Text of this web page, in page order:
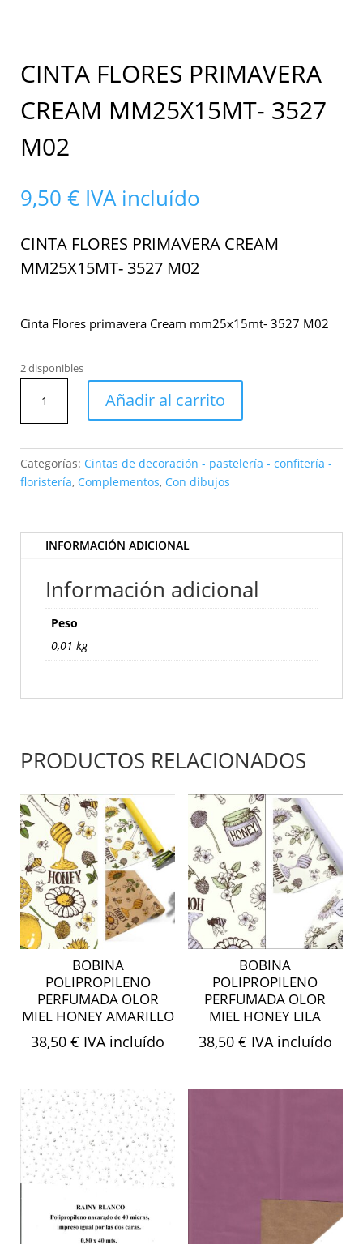
CINTA FLORES PRIMAVERA
CREAM MM25X15MT- 3527
M02
9,50 € IVA incluído
CINTA FLORES PRIMAVERA CREAM
MM25X15MT- 3527 M02
Cinta Flores primavera Cream mm25x15mt- 3527 M02
2 disponibles
Flores
primavera
mm25x15mt-
3527
Añadir al carrito
Categorías: Cintas de decoración - pastelería - confitería -
floristería, Complementos, Con dibujos
INFORMACIÓN ADICIONAL
Información adicional
Peso
0,01 kg
PRODUCTOS RELACIONADOS
BOBINA
POLIPROPILENO
PERFUMADA OLOR
MIEL HONEY AMARILLO
38,50€ IVA incluído
BOBINA
POLIPROPILENO
PERFUMADA OLOR
MIEL HONEY LILA
38,50 € IVA incluído